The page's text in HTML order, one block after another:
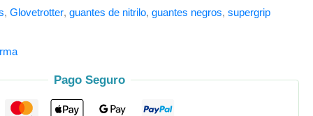
,Glovetrotter,guantes de nitrilo,guantes negros,supergrip
Pago Seguro